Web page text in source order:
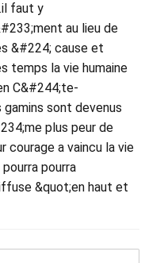
faut y
au lieu de
&#224; cause et
temps la vie humaine
C&#244;te-
sont devenus
plus peur de
courage a vaincu la vie
pourra
&quot;en haut et